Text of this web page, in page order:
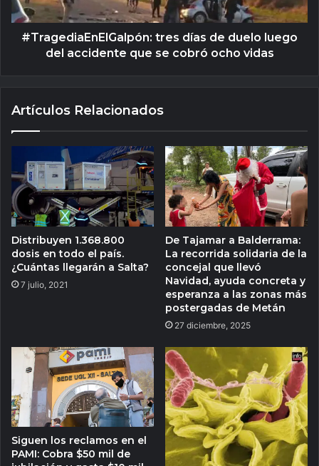
#TragediaEnElGalpón: tres días de duelo luego
del accidente que se cobró ocho vidas
Artículos Relacionados
Distribuyen 1.368.800
dosis en todo el país.
¿Cuántas llegarán a Salta?
7 julio, 2021
De Tajamar a Balderrama:
La recorrida solidaria de la
concejal que llevó
Navidad, ayuda concreta y
esperanza a las zonas más
postergadas de Metán
27 diciembre, 2025
Siguen los reclamos en el
PAMI: Cobra $50 mil de